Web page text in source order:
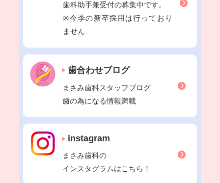
2022年06月
2022年03月
2022年02月
2022年01月
2021年12月
2021年11月
2021年10月
2021年09月
2021年08月
歯科助手兼受付の募集中です。
※今季の新卒採用は行っており
ません
歯合わせブログ
まさみ歯科スタッフブログ
歯の為になる情報満載
instagram
まさみ歯科の
インスタグラムはこちら！